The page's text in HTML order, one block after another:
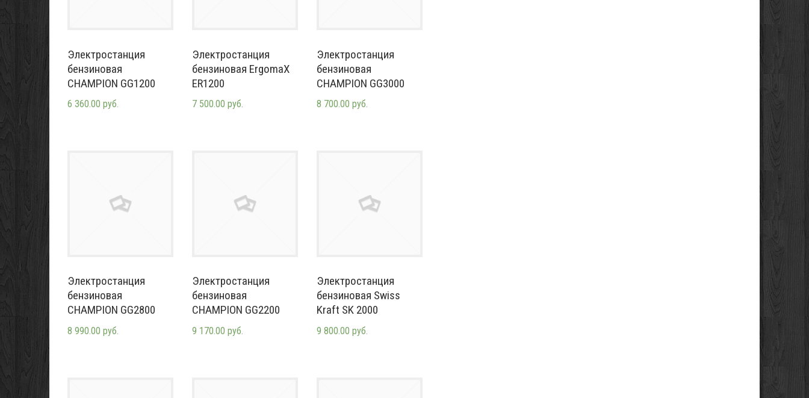
Электростанция
бензиновая
CHAMPION GG1200
6 360.00 руб.
Электростанция
бензиновая ErgomaX
ER1200
7 500.00 руб.
Электростанция
бензиновая
CHAMPION GG3000
8 700.00 руб.
Электростанция
бензиновая
CHAMPION GG2800
8 990.00 руб.
Электростанция
бензиновая
CHAMPION GG2200
9 170.00 руб.
Электростанция
бензиновая Swiss
Kraft SK 2000
9 800.00 руб.